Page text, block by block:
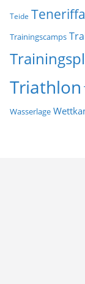
Teide Teneriffa
Trainingscamps
Triathlon
Wasserlage